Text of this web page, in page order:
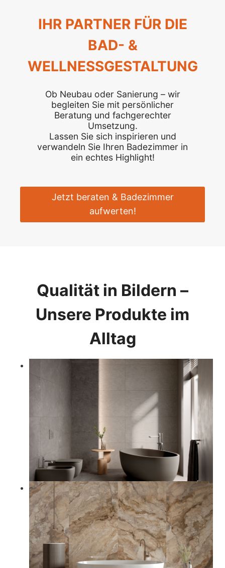
IHR PARTNER FÜR DIE
BAD- &
WELLNESSGESTALTUNG
Ob Neubau oder Sanierung – wir
begleiten Sie mit persönlicher
Beratung und fachgerechter
Umsetzung.
Lassen Sie sich inspirieren und
verwandeln Sie Ihren Badezimmer in
ein echtes Highlight!
Jetzt beraten & Badezimmer
aufwerten!
Qualität in Bildern –
Unsere Produkte im
Alltag